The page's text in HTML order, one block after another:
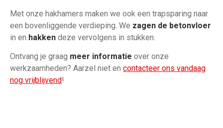
Met onze hakhamers maken we ook een trapsparing naar
een bovenliggende verdieping. We zagen de betonvloer
in en hakken deze vervolgens in stukken.
Ontvang je graag meer informatie over onze
werkzaamheden? Aarzel niet en contacteer ons vandaag
nog vrijblijvend!